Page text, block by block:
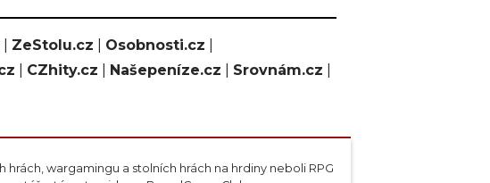
ZeStolu.cz Osobnosti.cz
CZhity.cz Našepeníze.cz Srovnám.cz
wargamingu a stolních hrách na hrdiny neboli RPG